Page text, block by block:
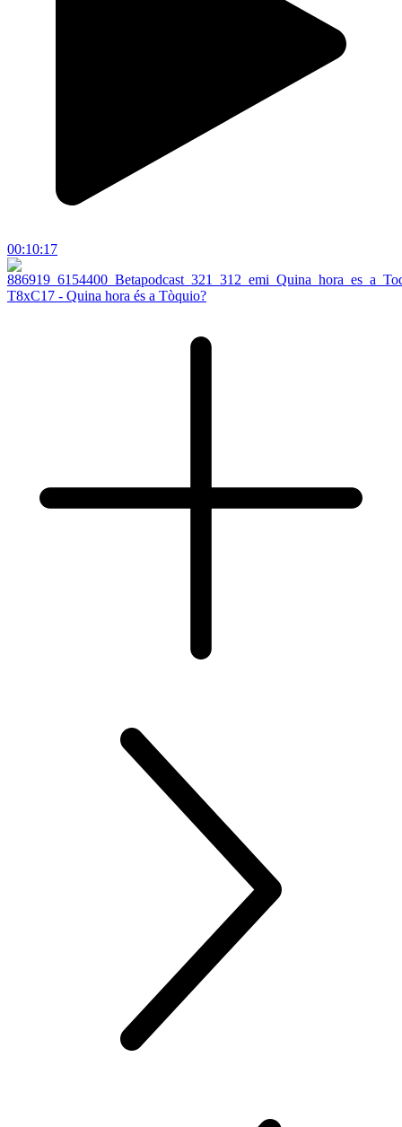
00:10:17
T8xC17 - Quina hora és a Tòquio?